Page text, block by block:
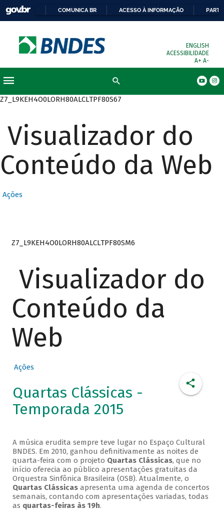
COMUNICA BR ACESSO À INFORMAÇÃO
ENGLISH
ACESSIBILIDADE
A+ A-
Z7_L9KEH4O0LORH80ALCLTPF80S67
Visualizador do
Conteúdo da Web
Ações
Z7_L9KEH4O0LORH80ALCLTPF80SM6
Visualizador do
Conteúdo da
Web
Ações
Quartas Clássicas -
Temporada 2015
A música erudita sempre teve lugar no Espaço Cultural
BNDES. Em 2010, ganhou definitivamente as noites de
quarta-feira com o projeto Quartas Clássicas, que no
início oferecia ao público apresentações gratuitas da
Orquestra Sinfônica Brasileira (OSB). Atualmente, o
Quartas Clássicasapresenta uma agenda de concertos
semanais, contando com apresentações variadas, todas
as quartas-feiras às 19h.